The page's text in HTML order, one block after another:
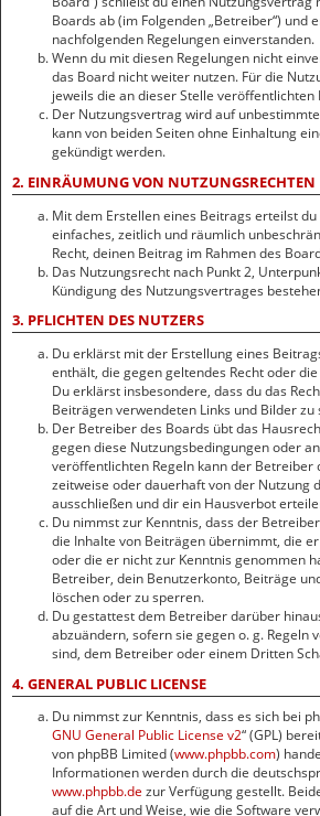
Boards ab (im Folgenden „Betreiber“) und
nachfolgenden Regelungen einverstanden.
Wenn du mit diesen Regelungen nicht
das Board nicht weiter nutzen. Für die
jeweils die an dieser Stelle veröffentlichten
Der Nutzungsvertrag wird auf
kann von beiden Seiten ohne Einhaltung
gekündigt werden.
2. EINRÄUMUNG VON NUTZUNGSRECHTEN
Mit dem Erstellen eines Beitrags erteilst
einfaches, zeitlich und räumlich
Recht, deinen Beitrag im Rahmen des
Das Nutzungsrecht nach Punkt 2,
Kündigung des Nutzungsvertrages
3. PFLICHTEN DES NUTZERS
Du erklärst mit der Erstellung eines
enthält, die gegen geltendes Recht oder
Du erklärst insbesondere, dass du das
Beiträgen verwendeten Links und Bilder
Der Betreiber des Boards übt das
gegen diese Nutzungsbedingungen oder
veröffentlichten Regeln kann der Betreiber
zeitweise oder dauerhaft von der Nutzung
ausschließen und dir ein Hausverbot
Du nimmst zur Kenntnis, dass der
die Inhalte von Beiträgen übernimmt, die
oder die er nicht zur Kenntnis genommen
Betreiber, dein Benutzerkonto, Beiträge
löschen oder zu sperren.
Du gestattest dem Betreiber darüber
abzuändern, sofern sie gegen o. g. Regeln
sind, dem Betreiber oder einem Dritten
4. GENERAL PUBLIC LICENSE
Du nimmst zur Kenntnis, dass es sich bei
GNU General Public License v2“ (GPL)
von phpBB Limited (www.phpbb.com)
Informationen werden durch die
www.phpbb.de zur Verfügung gestellt.
auf die Art und Weise, wie die Software